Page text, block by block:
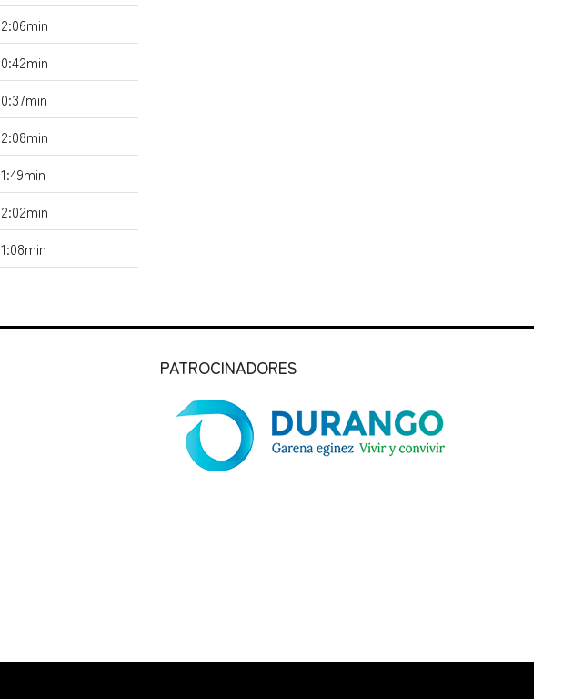
2:06min
0:42min
0:37min
2:08min
1:49min
2:02min
1:08min
PATROCINADORES